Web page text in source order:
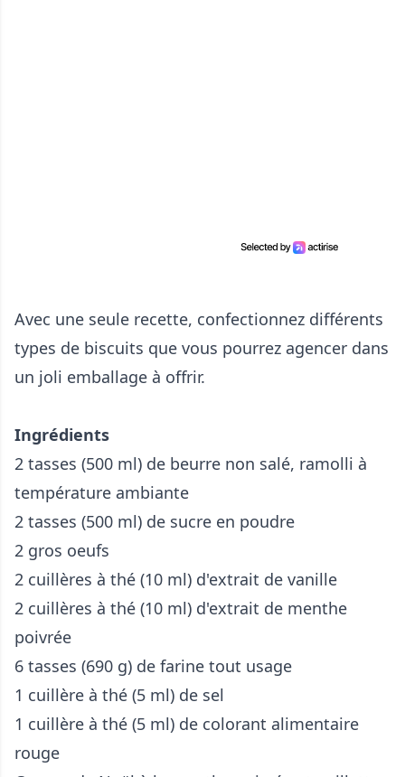
Avec une seule recette, confectionnez différents
types de biscuits que vous pourrez agencer dans
un joli emballage à offrir.
Ingrédients
2 tasses (500 ml) de beurre non salé, ramolli à
température ambiante
2 tasses (500 ml) de sucre en poudre
2 gros oeufs
2 cuillères à thé (10 ml) d'extrait de vanille
2 cuillères à thé (10 ml) d'extrait de menthe
poivrée
6 tasses (690 g) de farine tout usage
1 cuillère à thé (5 ml) de sel
1 cuillère à thé (5 ml) de colorant alimentaire
rouge